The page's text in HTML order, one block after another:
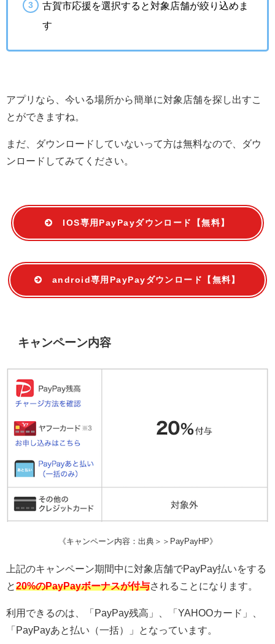
古賀市応援を選択すると対象店舗が絞り込めま
す
アプリなら、今いる場所から簡単に対象店舗を探し出すこ
とができますね。
まだ、ダウンロードしていないって方は無料なので、ダウ
ンロードしてみてください。
IOS専用PayPayダウンロード【無料】
android専用PayPayダウンロード【無料】
キャンペーン内容
《キャンペーン内容：出典＞＞PayPayHP》
上記のキャンペーン期間中に対象店舗でPayPay払いをする
と20%のPayPayボーナスが付与されることになります。
利用できるのは、「PayPay残高」、「YAHOOカード」、
「PayPayあと払い（一括）」となっています。